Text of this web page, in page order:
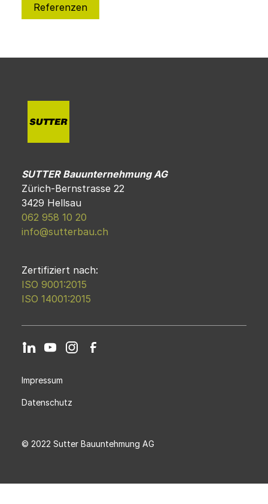
Referenzen
SUTTER Bauunternehmung AG
Zürich-Bernstrasse 22
3429 Hellsau
062 958 10 20
info@sutterbau.ch
Zertifiziert nach:
ISO 9001:2015
ISO 14001:2015
© 2022 Sutter Bauuntehmung AG
Impressum
Datenschutz